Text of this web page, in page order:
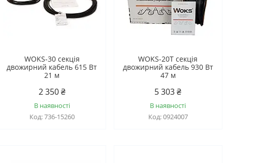
WOKS-30 секція
двожирний кабель 615 Вт
21 м
2 350 ₴
В наявності
736-15260
WOKS-20T секція
двожирний кабель 930 Вт
47 м
5 303 ₴
В наявності
0924007